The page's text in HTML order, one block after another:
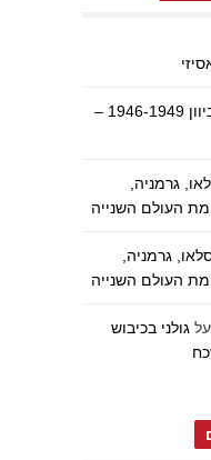
מלחמת האזרחים ביוון 1946-1949 –
גרמניה,
העולם השנייה
גרמניה,
העולם השנייה
על גולני בכיבוש